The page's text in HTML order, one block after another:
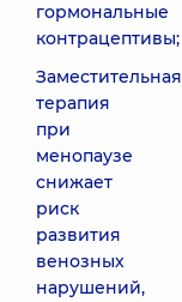
гормональные
контрацептивы;
Заместительная
терапия
при
менопаузе
снижает
риск
развития
венозных
нарушений,